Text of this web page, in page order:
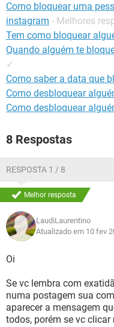
Como bloquear uma
instagram - Melhores
Tem como bloquear
Quando alguém te
✓
Como saber a data que
Como desbloquear
Como desbloquear
8 Respostas
RESPOSTA 1 / 8
Melhor resposta
LaudiLaurentino
Atualizado em 10 fev
Oi
Se vc lembra com
numa postagem sua
aparecer a mensagem
todos, porém se vc